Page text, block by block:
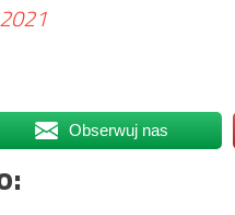
Obserwuj nas